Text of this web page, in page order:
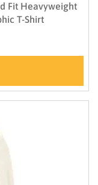
Fit Heavyweight
T-Shirt